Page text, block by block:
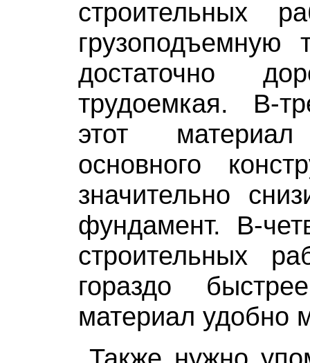
строительных
грузоподъемную
достаточно
трудоемкая. В-
этот
основного
значительно
фундамент. В-
строительных
гораздо
материал удобно